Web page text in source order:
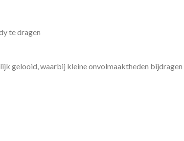
te dragen
gelooid, waarbij kleine onvolmaaktheden bijdragen